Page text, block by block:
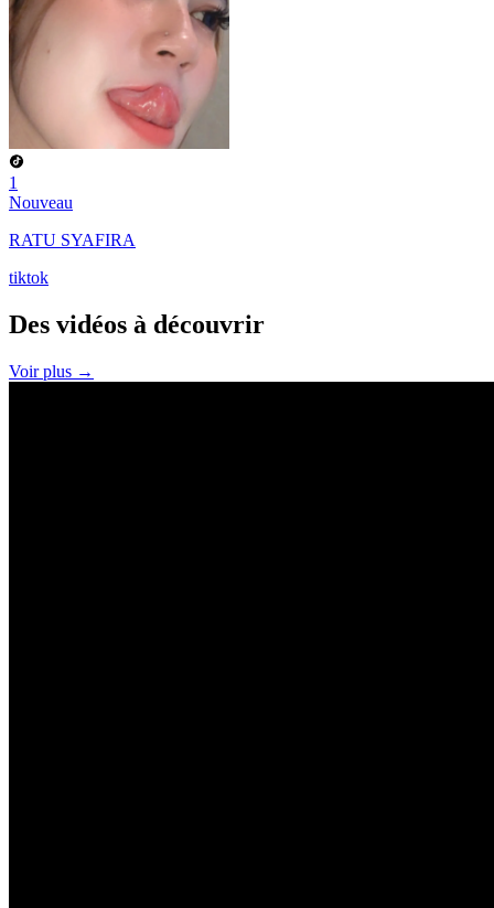
1
Nouveau
RATU SYAFIRA
tiktok
Des vidéos à découvrir
Voir plus →